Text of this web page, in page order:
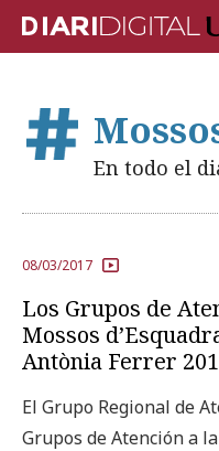
INVESTIGACIÓN
VIDA EN EL CAMPUS
COMUNIDAD URV
REPORTAJES
Ámbitos universitarios
En todo el
08/03/2017
Los Grupos de
Mossos
Antònia Ferrer
El Grupo Regional de
Grupos de Atención a